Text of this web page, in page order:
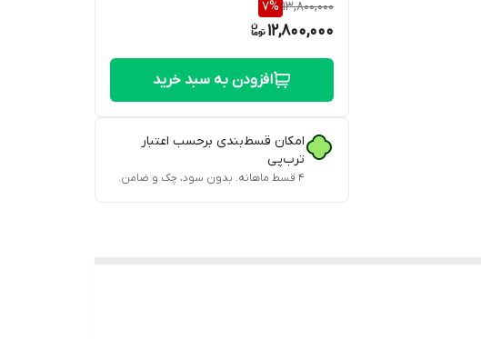
13,800,000
7%
12,800,000
افزودن به سبد خرید
امکان قسط‌بندی برحسب اعتبار
ترب‌پی
۴ قسط ماهانه. بدون سود، چک و ضامن.